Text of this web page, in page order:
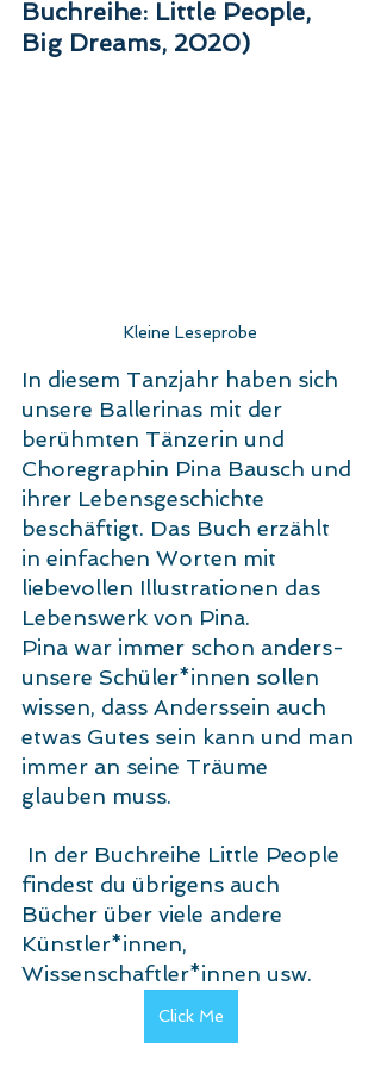
Buchreihe: Little People,
Big Dreams, 2020)
Kleine Leseprobe
In diesem Tanzjahr haben sich
unsere Ballerinas mit der
berühmten Tänzerin und
Choregraphin Pina Bausch und
ihrer Lebensgeschichte
beschäftigt. Das Buch erzählt
in einfachen Worten mit
liebevollen Illustrationen das
Lebenswerk von Pina.
Pina war immer schon anders-
unsere Schüler*innen sollen
wissen, dass Anderssein auch
etwas Gutes sein kann und man
immer an seine Träume
glauben muss.
findest du übrigens auch
Bücher über viele andere
Künstler*innen,
Wissenschaftler*innen usw.
Click Me